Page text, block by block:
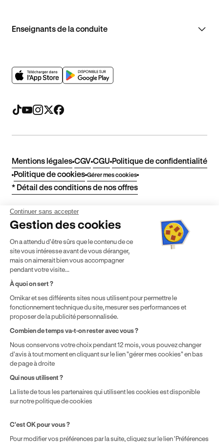
Enseignants de la conduite
Mentions légales CGV CGU Politique de confidentialité
Politique de cookies Gérer mes cookies
* Détail des conditions de nos offres
Politique de prix : nos prix varient en fonction de votre
localisation géographique et du type de formules que vous
achetez comme détaillé dans nos
Conditions Générales de
Vente.
¹ Économie moyenne TTC hors promotions constatées entre
une formule initiale de préparation au permis de conduire en
boîte manuelle Ornikar (799,34€) et en auto-école
2024. Étude menée sur le marché des auto-écoles situées en
France métropolitaine & en outre-mer.
Continuer sans accepter
Gestion des cookies
On a attendu d'être sûrs que le contenu de ce
site vous intéresse avant de vous déranger,
mais on aimerait bien vous accompagner
pendant votre visite...
À quoi on sert ?
Ornikar et ses différents sites nous utilisent pour permettre le
fonctionnement technique du site, mesurer ses performances et
proposer de la publicité personnalisée.
Combien de temps va-t-on rester avec vous ?
Nous conservons votre choix pendant 12 mois, vous pouvez changer
d'avis à tout moment en cliquant sur le lien "gérer mes cookies" en bas
de page à droite
Qui nous utilisent ?
La liste de tous les partenaires qui utilisent les cookies est disponible
sur notre politique de cookies
C'est OK pour vous ?
Pour modifier vos préférences par la suite, cliquez sur le lien 'Préférences